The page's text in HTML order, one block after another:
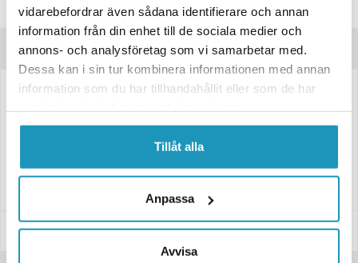
vidarebefordrar även sådana identifierare och annan
information från din enhet till de sociala medier och
annons- och analysföretag som vi samarbetar med.
Dessa kan i sin tur kombinera informationen med annan
information som du har tillhandahållit eller som de har
Tillåt alla
Anpassa
Avvisa
Frågor om produkten?
Produktinformation
Ø48mm Plastfälg
Belastning 150 Kg
Specifikationer